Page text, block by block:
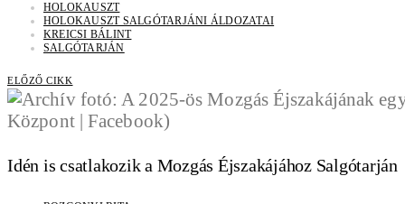
HOLOKAUSZT
HOLOKAUSZT SALGÓTARJÁNI ÁLDOZATAI
KREICSI BÁLINT
SALGÓTARJÁN
ELŐZŐ CIKK
Idén is csatlakozik a Mozgás Éjszakájához Salgótarján